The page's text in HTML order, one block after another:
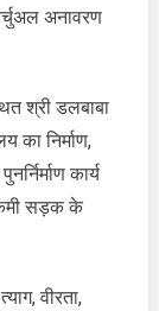
के
प्रतिमा
का
वर्चुअल
अनावरण
श्री डलबाबा
का निर्माण,
कार्य
सड़क के
वीरता,